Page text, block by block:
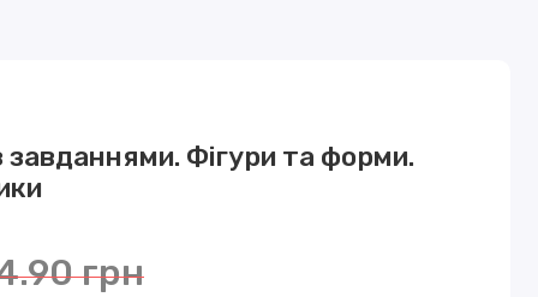
завданнями. Фігури та форми.
грн